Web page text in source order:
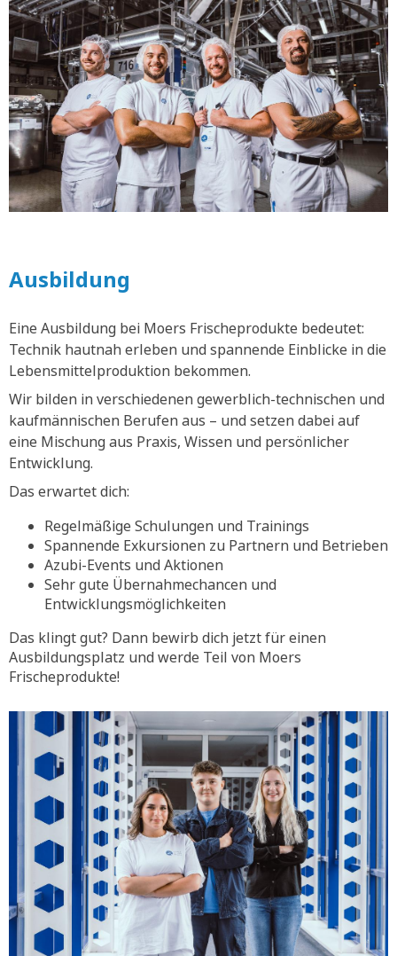
Ausbildung
Eine Ausbildung bei Moers Frischeprodukte bedeutet:
Technik hautnah erleben und spannende Einblicke in die
Lebensmittelproduktion bekommen.
Wir bilden in verschiedenen gewerblich-technischen und
kaufmännischen Berufen aus – und setzen dabei auf
eine Mischung aus Praxis, Wissen und persönlicher
Entwicklung.
Das erwartet dich:
Regelmäßige Schulungen und Trainings
Spannende Exkursionen zu Partnern und Betrieben
Azubi-Events und Aktionen
Sehr gute Übernahmechancen und
Entwicklungsmöglichkeiten
Das klingt gut? Dann bewirb dich jetzt für einen
Ausbildungsplatz und werde Teil von Moers
Frischeprodukte!